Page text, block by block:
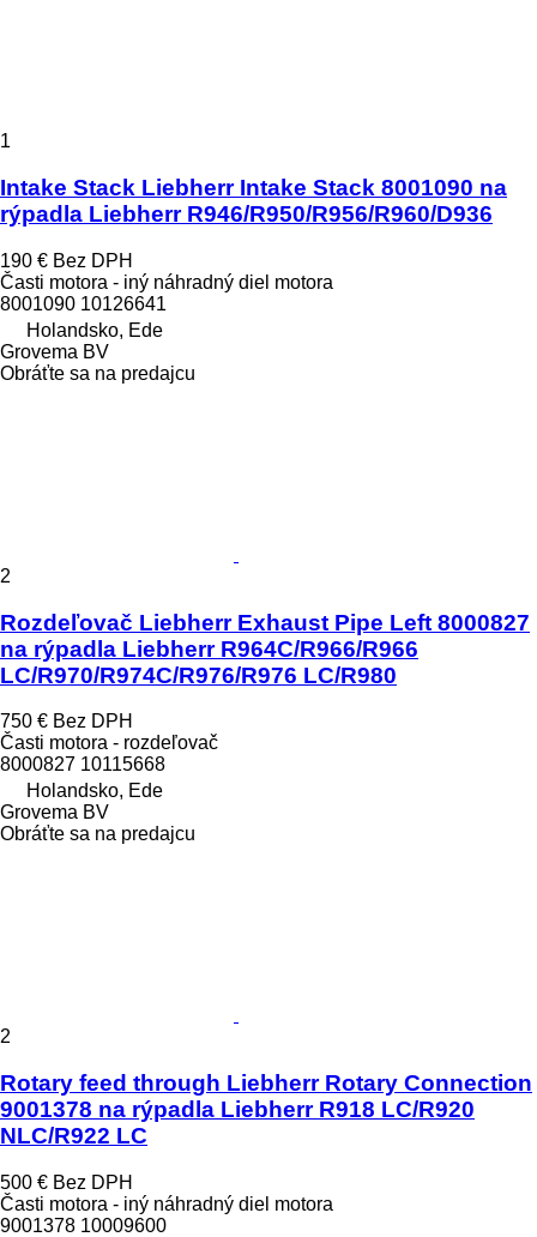
1
Intake Stack Liebherr Intake Stack 8001090 na
rýpadla Liebherr R946/R950/R956/R960/D936
190 € Bez DPH
Časti motora - iný náhradný diel motora
8001090 10126641
Holandsko, Ede
Grovema BV
Obráťte sa na predajcu
2
Rozdeľovač Liebherr Exhaust Pipe Left 8000827
na rýpadla Liebherr R964C/R966/R966
LC/R970/R974C/R976/R976 LC/R980
750 € Bez DPH
Časti motora - rozdeľovač
8000827 10115668
Holandsko, Ede
Grovema BV
Obráťte sa na predajcu
2
Rotary feed through Liebherr Rotary Connection
9001378 na rýpadla Liebherr R918 LC/R920
NLC/R922 LC
500 € Bez DPH
Časti motora - iný náhradný diel motora
9001378 10009600